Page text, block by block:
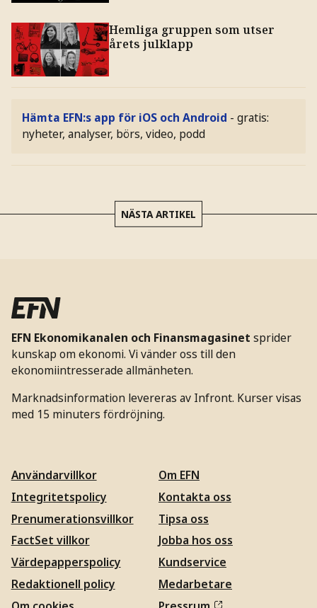
Hemliga gruppen som utser
årets julklapp
Hämta EFN:s app för iOS och Android - gratis:
nyheter, analyser, börs, video, podd
NÄSTA ARTIKEL
EFN Ekonomikanalen och Finansmagasinet sprider
kunskap om ekonomi. Vi vänder oss till den
ekonomiintresserade allmänheten.
Marknadsinformation levereras av Infront. Kurser visas
med 15 minuters fördröjning.
Användarvillkor
Integritetspolicy
Prenumerationsvillkor
FactSet villkor
Värdepapperspolicy
Redaktionell policy
Om EFN
Kontakta oss
Tipsa oss
Jobba hos oss
Kundservice
Medarbetare